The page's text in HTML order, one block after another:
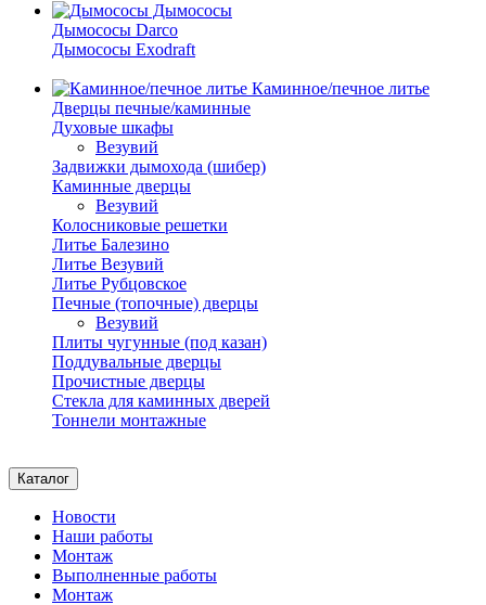
Дымососы
Дымососы Darco
Дымососы Exodraft
Каминное/печное литье
Дверцы печные/каминные
Духовые шкафы
Везувий
Задвижки дымохода (шибер)
Каминные дверцы
Везувий
Колосниковые решетки
Литье Балезино
Литье Везувий
Литье Рубцовское
Печные (топочные) дверцы
Везувий
Плиты чугунные (под казан)
Поддувальные дверцы
Прочистные дверцы
Стекла для каминных дверей
Тоннели монтажные
Каталог
Новости
Наши работы
Монтаж
Выполненные работы
Монтаж